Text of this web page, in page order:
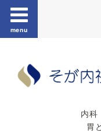
menu
内科
胃